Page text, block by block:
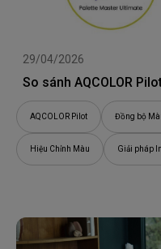
29/04/2026
So sánh AQCOLOR
AQCOLOR Pilot Đồng bộ
Hiệu Chỉnh Màu Giải pháp